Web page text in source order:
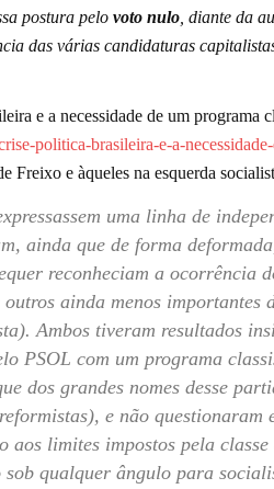
postura pelo voto nulo, diante da
das várias candidaturas
e a necessidade de um programa
politica-brasileira-e-a-
Freixo e àqueles na esquerda
uma linha de
ainda que de forma
reconheciam a ocorrência
ainda menos importantes
Ambos tiveram resultados
PSOL com um programa
dos grandes nomes desse
e não questionaram
aos limites impostos pela
qualquer ângulo para